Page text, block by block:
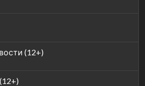
(12+)